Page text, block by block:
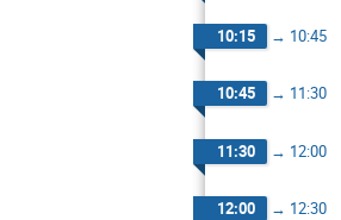
10:15 → 10:45
10:45 → 11:30
11:30 → 12:00
12:00 → 12:30